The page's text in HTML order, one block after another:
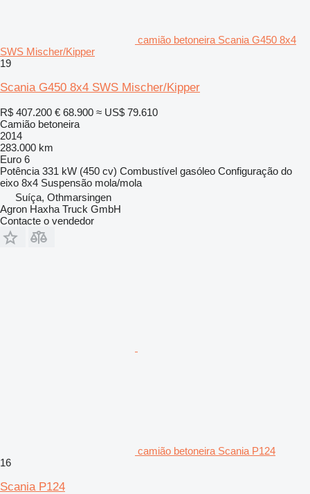
camião betoneira Scania G450 8x4
SWS Mischer/Kipper
19
Scania G450 8x4 SWS Mischer/Kipper
R$ 407.200 € 68.900 ≈ US$ 79.610
Camião betoneira
2014
283.000 km
Euro 6
Potência 331 kW (450 cv) Combustível gasóleo Configuração do
eixo 8x4 Suspensão mola/mola
Suíça, Othmarsingen
Agron Haxha Truck GmbH
Contacte o vendedor
camião betoneira Scania P124
16
Scania P124